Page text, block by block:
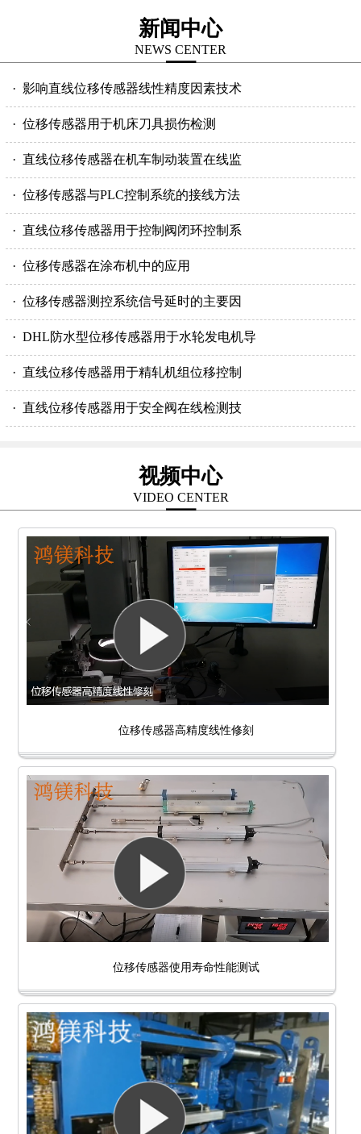
新闻中心
NEWS CENTER
· 影响直线位移传感器线性精度因素技术
· 位移传感器用于机床刀具损伤检测
· 直线位移传感器在机车制动装置在线监
· 位移传感器与PLC控制系统的接线方法
· 直线位移传感器用于控制阀闭环控制系
· 位移传感器在涂布机中的应用
· 位移传感器测控系统信号延时的主要因
· DHL防水型位移传感器用于水轮发电机导
· 直线位移传感器用于精轧机组位移控制
· 直线位移传感器用于安全阀在线检测技
视频中心
VIDEO CENTER
位移传感器高精度线性修刻
位移传感器使用寿命性能测试